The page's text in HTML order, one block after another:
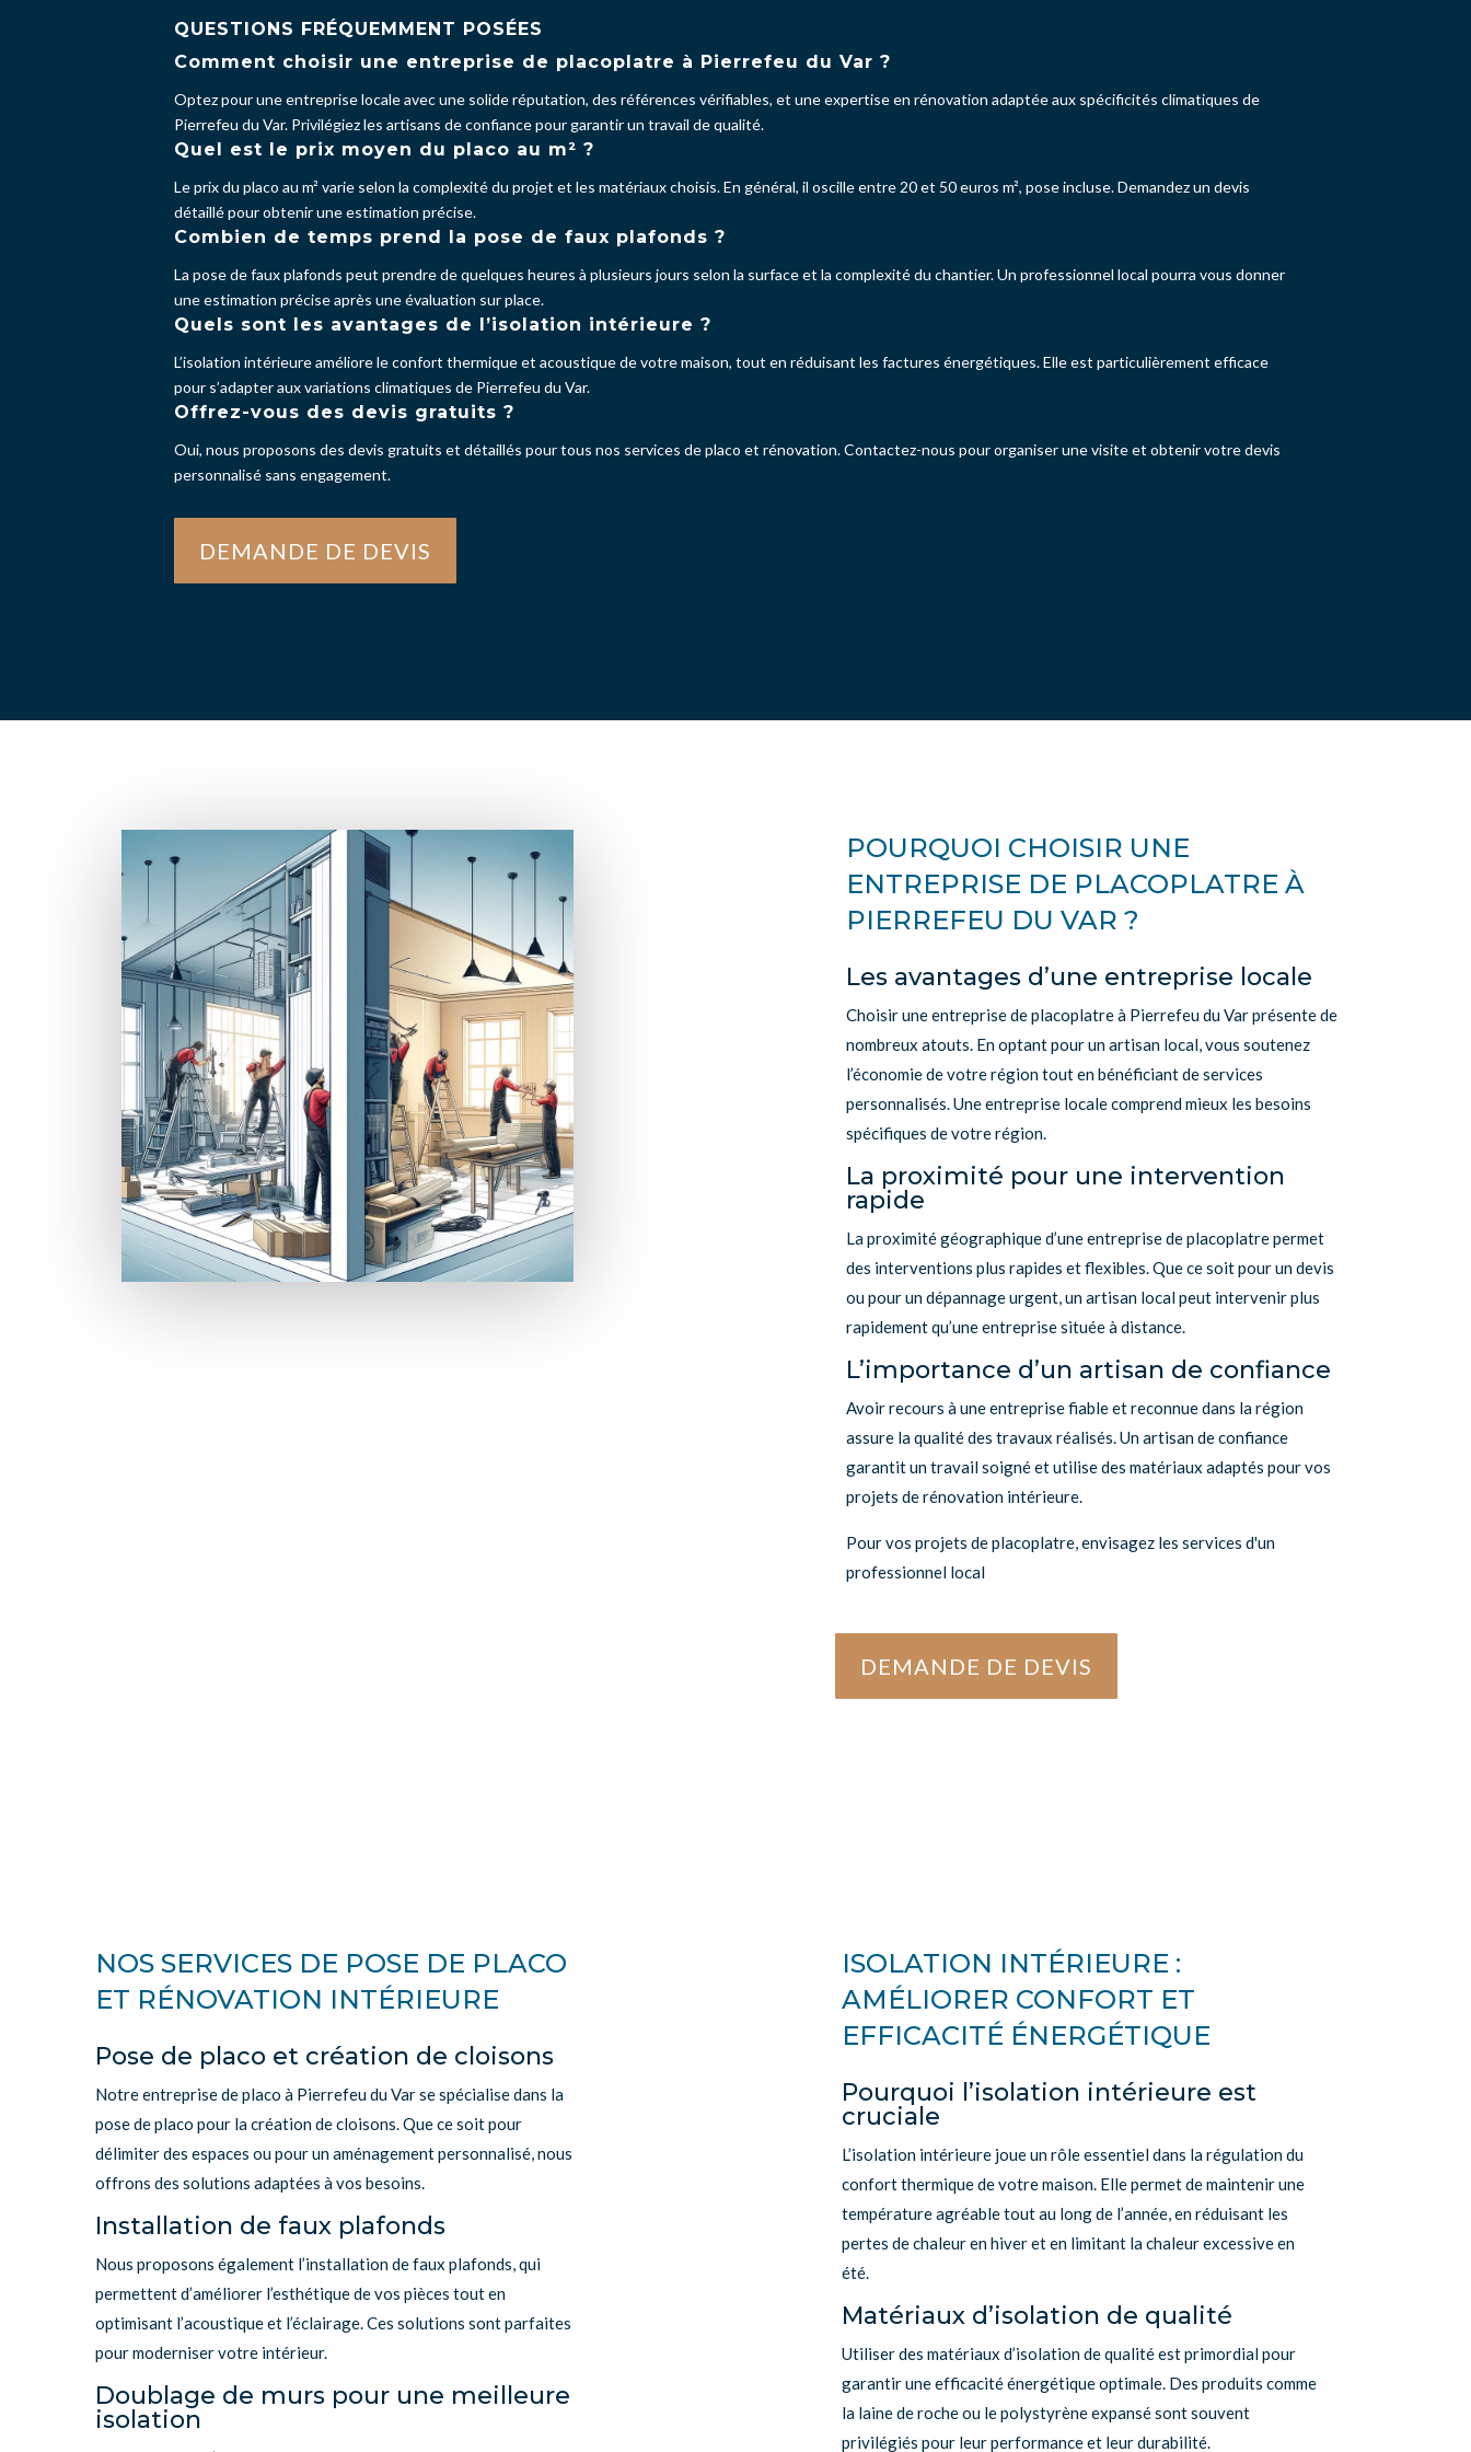
QUESTIONS FRÉQUEMMENT POSÉES
Comment choisir une entreprise de placoplatre à Pierrefeu du Var ?
Optez pour une entreprise locale avec une solide réputation, des références vérifiables, et une expertise en rénovation adaptée aux spécificités climatiques de
Pierrefeu du Var. Privilégiez les artisans de confiance pour garantir un travail de qualité.
Quel est le prix moyen du placo au m² ?
Le prix du placo au m² varie selon la complexité du projet et les matériaux choisis. En général, il oscille entre 20 et 50 euros m², pose incluse. Demandez un devis
détaillé pour obtenir une estimation précise.
Combien de temps prend la pose de faux plafonds ?
La pose de faux plafonds peut prendre de quelques heures à plusieurs jours selon la surface et la complexité du chantier. Un professionnel local pourra vous donner
une estimation précise après une évaluation sur place.
Quels sont les avantages de l’isolation intérieure ?
L’isolation intérieure améliore le confort thermique et acoustique de votre maison, tout en réduisant les factures énergétiques. Elle est particulièrement efficace
pour s’adapter aux variations climatiques de Pierrefeu du Var.
Offrez-vous des devis gratuits ?
Oui, nous proposons des devis gratuits et détaillés pour tous nos services de placo et rénovation. Contactez-nous pour organiser une visite et obtenir votre devis
personnalisé sans engagement.
DEMANDE DE DEVIS
POURQUOI CHOISIR UNE
ENTREPRISE DE PLACOPLATRE À
PIERREFEU DU VAR ?
Les avantages d’une entreprise locale
Choisir une entreprise de placoplatre à Pierrefeu du Var présente de
nombreux atouts. En optant pour un artisan local, vous soutenez
l’économie de votre région tout en bénéficiant de services
personnalisés. Une entreprise locale comprend mieux les besoins
spécifiques de votre région.
La proximité pour une intervention
rapide
La proximité géographique d’une entreprise de placoplatre permet
des interventions plus rapides et flexibles. Que ce soit pour un devis
ou pour un dépannage urgent, un artisan local peut intervenir plus
rapidement qu’une entreprise située à distance.
L’importance d’un artisan de confiance
Avoir recours à une entreprise fiable et reconnue dans la région
assure la qualité des travaux réalisés. Un artisan de confiance
garantit un travail soigné et utilise des matériaux adaptés pour vos
projets de rénovation intérieure.
Pour vos projets de placoplatre, envisagez les services d'un
professionnel local
DEMANDE DE DEVIS
NOS SERVICES DE POSE DE PLACO
ET RÉNOVATION INTÉRIEURE
Pose de placo et création de cloisons
Notre entreprise de placo à Pierrefeu du Var se spécialise dans la
pose de placo pour la création de cloisons. Que ce soit pour
délimiter des espaces ou pour un aménagement personnalisé, nous
offrons des solutions adaptées à vos besoins.
Installation de faux plafonds
Nous proposons également l’installation de faux plafonds, qui
permettent d’améliorer l’esthétique de vos pièces tout en
optimisant l’acoustique et l’éclairage. Ces solutions sont parfaites
pour moderniser votre intérieur.
Doublage de murs pour une meilleure
isolation
ISOLATION INTÉRIEURE :
AMÉLIORER CONFORT ET
EFFICACITÉ ÉNERGÉTIQUE
Pourquoi l’isolation intérieure est
cruciale
L’isolation intérieure joue un rôle essentiel dans la régulation du
confort thermique de votre maison. Elle permet de maintenir une
température agréable tout au long de l’année, en réduisant les
pertes de chaleur en hiver et en limitant la chaleur excessive en
été.
Matériaux d’isolation de qualité
Utiliser des matériaux d’isolation de qualité est primordial pour
garantir une efficacité énergétique optimale. Des produits comme
la laine de roche ou le polystyrène expansé sont souvent
privilégiés pour leur performance et leur durabilité.